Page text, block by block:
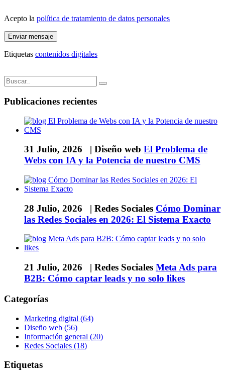
Acepto la política de tratamiento de datos personales
Enviar mensaje
Etiquetas contenidos digitales
Publicaciones recientes
31 Julio, 2026 | Diseño web El Problema de
Webs con IA y la Potencia de nuestro CMS
28 Julio, 2026 | Redes Sociales Cómo Dominar
las Redes Sociales en 2026: El Sistema Exacto
21 Julio, 2026 | Redes Sociales Meta Ads para
B2B: Cómo captar leads y no solo likes
Categorías
Marketing digital (64)
Diseño web (56)
Información general (20)
Redes Sociales (18)
Etiquetas